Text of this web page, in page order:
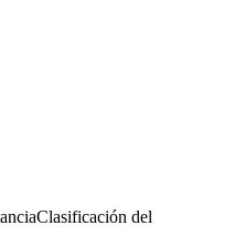
Clasificación del